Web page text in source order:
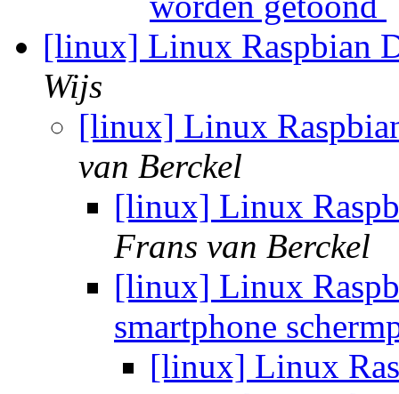
[linux] Linux Raspbian
Wijs
[linux] Linux
van Berckel
[linux] Linux
Frans van Berckel
[linux] Linux
smartphone
[linux] Linux